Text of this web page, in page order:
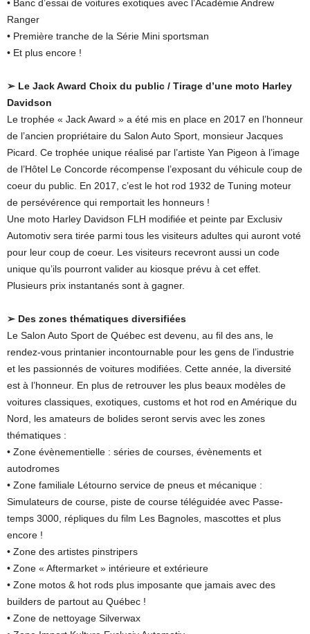
• Banc d’essai de voitures exotiques avec l’Académie Andrew
Ranger
• Première tranche de la Série Mini sportsman
• Et plus encore !
➢ Le Jack Award Choix du public / Tirage d’une moto Harley
Davidson
Le trophée « Jack Award » a été mis en place en 2017 en l’honneur
de l’ancien propriétaire du Salon Auto Sport, monsieur Jacques
Picard. Ce trophée unique réalisé par l’artiste Yan Pigeon à l’image
de l’Hôtel Le Concorde récompense l’exposant du véhicule coup de
coeur du public. En 2017, c’est le hot rod 1932 de Tuning moteur
de persévérence qui remportait les honneurs !
Une moto Harley Davidson FLH modifiée et peinte par Exclusiv
Automotiv sera tirée parmi tous les visiteurs adultes qui auront voté
pour leur coup de coeur. Les visiteurs recevront aussi un code
unique qu’ils pourront valider au kiosque prévu à cet effet.
Plusieurs prix instantanés sont à gagner.
➢ Des zones thématiques diversifiées
Le Salon Auto Sport de Québec est devenu, au fil des ans, le
rendez-vous printanier incontournable pour les gens de l’industrie
et les passionnés de voitures modifiées. Cette année, la diversité
est à l’honneur. En plus de retrouver les plus beaux modèles de
voitures classiques, exotiques, customs et hot rod en Amérique du
Nord, les amateurs de bolides seront servis avec les zones
thématiques :
• Zone évènementielle : séries de courses, évènements et
autodromes
• Zone familiale Létourno service de pneus et mécanique :
Simulateurs de course, piste de course téléguidée avec Passe-
temps 3000, répliques du film Les Bagnoles, mascottes et plus
encore !
• Zone des artistes pinstripers
• Zone « Aftermarket » intérieure et extérieure
• Zone motos & hot rods plus imposante que jamais avec des
builders de partout au Québec !
• Zone de nettoyage Silverwax